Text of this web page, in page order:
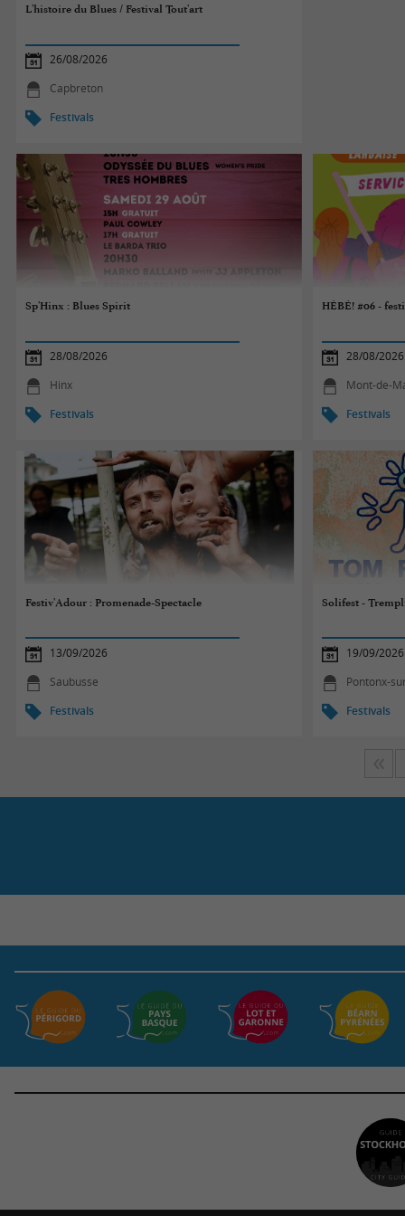
L'histoire du Blues / Festival Tout'art
26/08/2026
Capbreton
Festivals
Sp'Hinx : Blues Spirit
28/08/2026
Hinx
Festivals
HÉBÉ! #06 -
28/08/
Mont-de-
Festivals
Festiv'Adour : Promenade-Spectacle
13/09/2026
Saubusse
Festivals
Solifest -
19/09/2026
Pontonx-
Festivals